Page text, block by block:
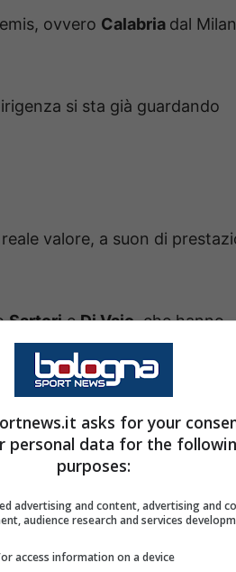
ovvero Calabria dal
si sta già guardando
valore, a suon di
SartorieDi Vaio, che hanno
stanno però rendendo alla
Dominguez.
asks for your
personal data for the
purposes:
advertising and content, advertising and
audience research and services
access information on a device